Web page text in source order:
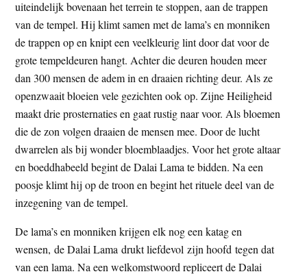
uiteindelijk bovenaan het terrein te stoppen, aan de trappen
van de tempel. Hij klimt samen met de lama’s en monniken
de trappen op en knipt een veelkleurig lint door dat voor de
grote tempeldeuren hangt. Achter die deuren houden meer
dan 300 mensen de adem in en draaien richting deur. Als ze
openzwaait bloeien vele gezichten ook op. Zijne Heiligheid
maakt drie prosternaties en gaat rustig naar voor. Als bloemen
die de zon volgen draaien de mensen mee. Door de lucht
dwarrelen als bij wonder bloemblaadjes. Voor het grote altaar
en boeddhabeeld begint de Dalai Lama te bidden. Na een
poosje klimt hij op de troon en begint het rituele deel van de
inzegening van de tempel.
De lama’s en monniken krijgen elk nog een katag en
wensen, de Dalai Lama drukt liefdevol zijn hoofd tegen dat
van een lama. Na een welkomstwoord repliceert de Dalai